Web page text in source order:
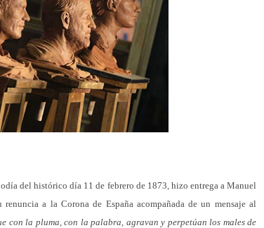
del histórico día 11 de febrero de 1873, hizo entrega a Manuel
a la Corona de España acompañada de un mensaje al
con la pluma, con la palabra, agravan y perpetúan los males de